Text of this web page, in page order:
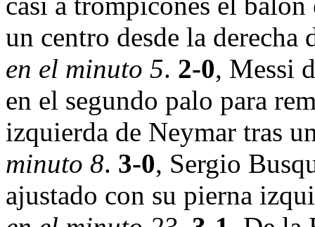
un centro desde la derecha
en el minuto 5. 2-0, Messi
en el segundo palo para
izquierda de Neymar tras
minuto 8. 3-0, Sergio
ajustado con su pierna